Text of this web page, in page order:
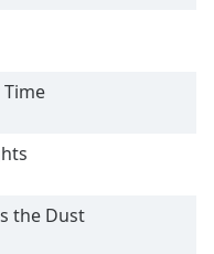
the Dust